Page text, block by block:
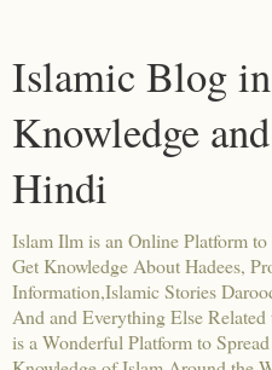
Islamic Blog
Knowledge
Hindi
Islam Ilm is an Online Platform
Get Knowledge About Hadees,
Information,Islamic Stories
And and Everything Else
is a Wonderful Platform to